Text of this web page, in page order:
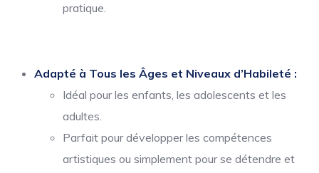
pratique.
Adapté à Tous les Âges et Niveaux d’Habileté :
Idéal pour les enfants, les adolescents et les
adultes.
Parfait pour développer les compétences
artistiques ou simplement pour se détendre et